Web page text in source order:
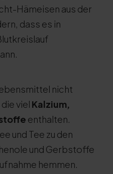
Hämeisen aus der
dass es in
nicht
viel Kalzium,
enthalten.
und Tee zu den
und Gerbstoffe
hemmen.